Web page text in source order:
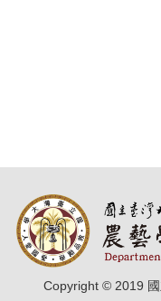
Copyright © 2019